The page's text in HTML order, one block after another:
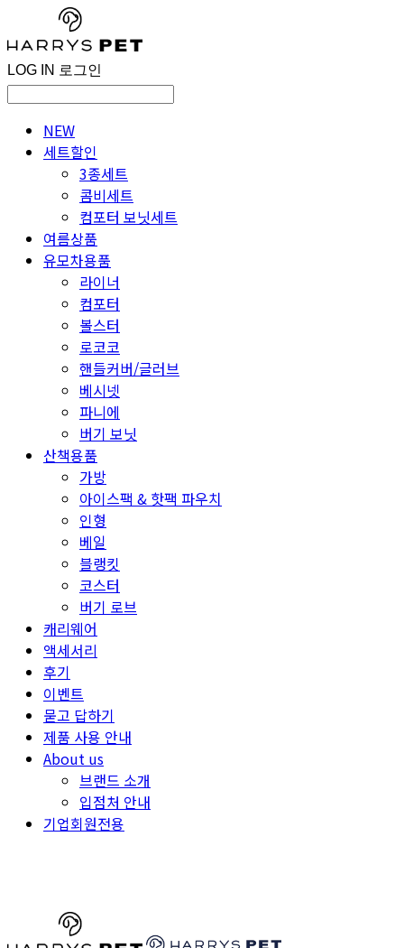
LOG IN 로그인
NEW
세트할인
3종세트
콤비세트
컴포터 보닛세트
여름상품
유모차용품
라이너
컴포터
볼스터
로코코
핸들커버/글러브
베시넷
파니에
버기 보닛
산책용품
가방
아이스팩 & 핫팩 파우치
인형
베일
블랭킷
코스터
버기 로브
캐리웨어
액세서리
후기
이벤트
묻고 답하기
제품 사용 안내
About us
브랜드 소개
입점처 안내
기업회원전용